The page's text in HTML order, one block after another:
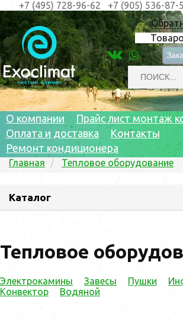
+7 (495) 728-96-62 +7 (905) 536-87-
О компании
Прайс лист монтаж
Оплата и доставка
Контакты
Ремонт кондиционера
Главная Тепловое оборудование
Каталог
Тепловое
Электрокамины Завесы Пушки
Конвектор
Водяной